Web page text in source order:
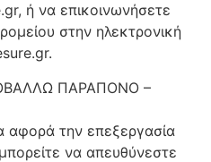
ή να επικοινωνήσετε
στην ηλεκτρονική
ΠΑΡΑΠΟΝΟ –
αφορά την επεξεργασία
να απευθύνεστε